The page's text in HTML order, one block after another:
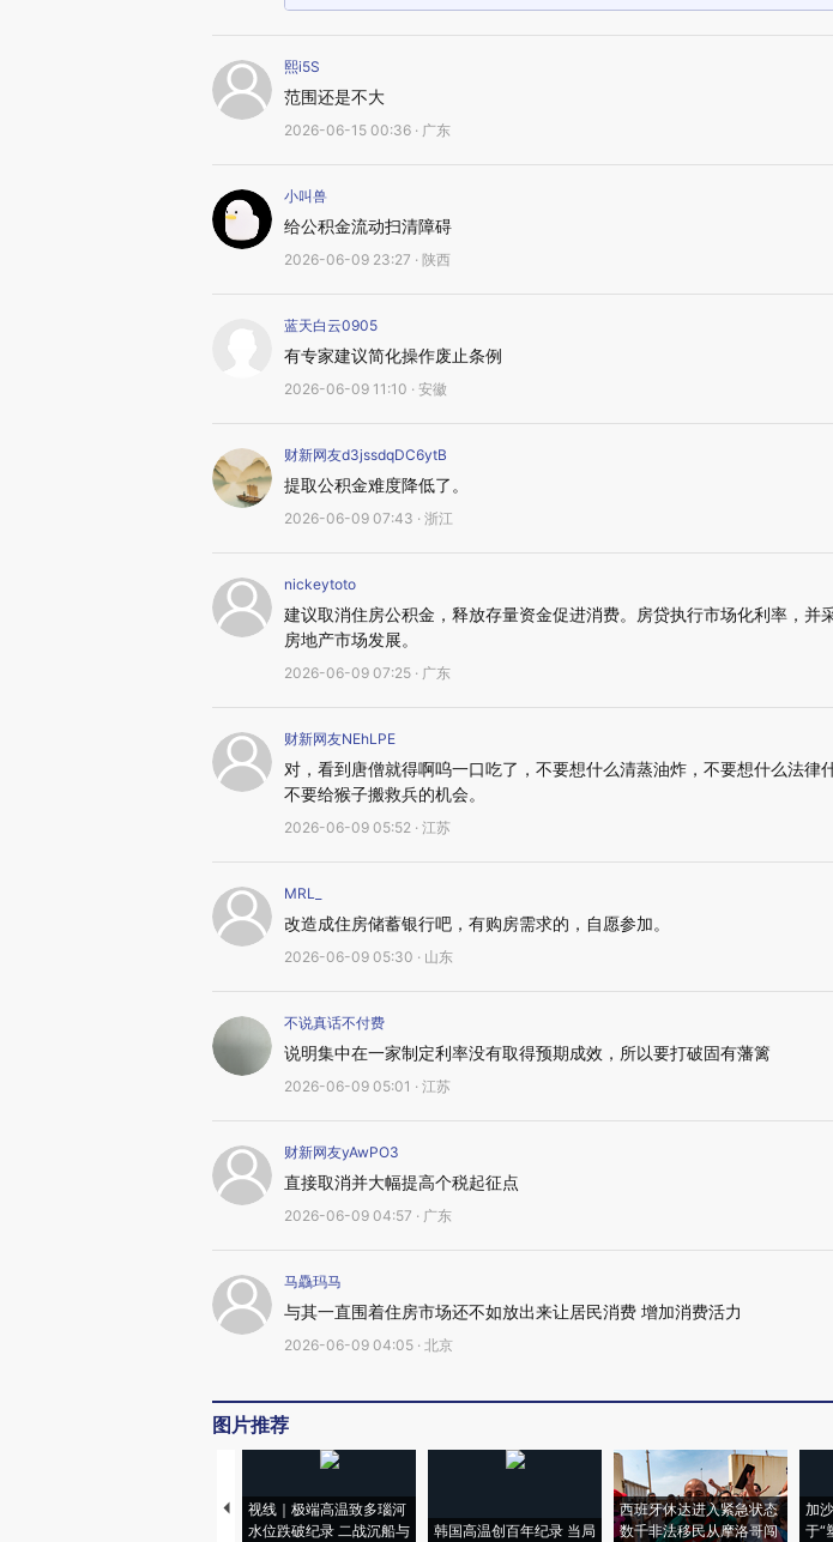
熙i5S
范围还是不大
2026-06-15 00:36 · 广东
小叫兽
给公积金流动扫清障碍
2026-06-09 23:27 · 陕西
蓝天白云0905
有专家建议简化操作废止条例
2026-06-09 11:10 · 安徽
财新网友d3jssdqDC6ytB
提取公积金难度降低了。
2026-06-09 07:43 · 浙江
nickeytoto
建议取消住房公积金，释放存量资金促进消费。房贷执行市场化利率，并
房地产市场发展。
2026-06-09 07:25 · 广东
财新网友NEhLPE
对，看到唐僧就得啊呜一口吃了，不要想什么清蒸油炸，不要想什么法律
不要给猴子搬救兵的机会。
2026-06-09 05:52 · 江苏
MRL_
改造成住房储蓄银行吧，有购房需求的，自愿参加。
2026-06-09 05:30 · 山东
不说真话不付费
说明集中在一家制定利率没有取得预期成效，所以要打破固有藩篱
2026-06-09 05:01 · 江苏
财新网友yAwPO3
直接取消并大幅提高个税起征点
2026-06-09 04:57 · 广东
马驫玛马
与其一直围着住房市场还不如放出来让居民消费 增加消费活力
2026-06-09 04:05 · 北京
图片推荐
视线｜极端高温致多瑙河
水位跌破纪录 二战沉船与
韩国高温创百年纪录 当局
西班牙休达进入紧急状态
数千非法移民从摩洛哥闯
加
于“